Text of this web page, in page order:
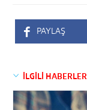
PAYLAŞ
İLGİLİ HABERLER